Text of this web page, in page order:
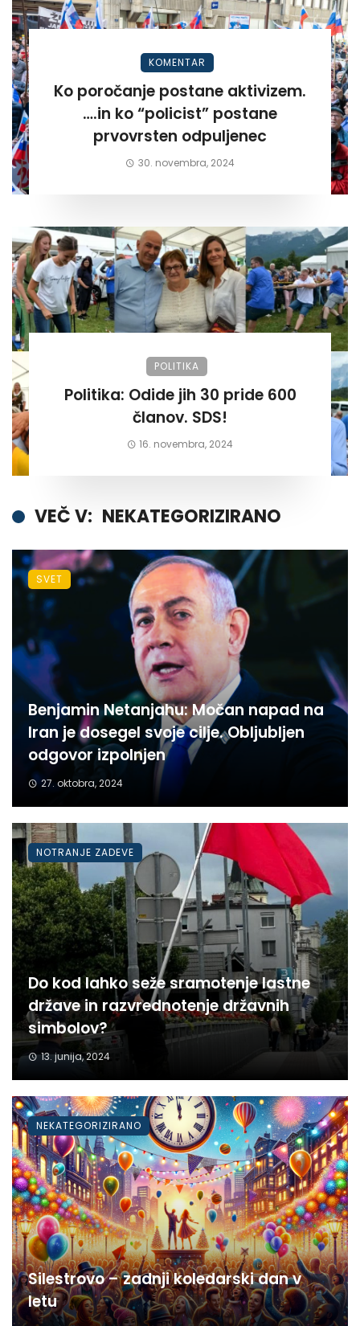
KOMENTAR
Ko poročanje postane aktivizem.
….in ko “policist” postane
prvovrsten odpuljenec
30. novembra, 2024
POLITIKA
Politika: Odide jih 30 pride 600
članov. SDS!
16. novembra, 2024
VEČ V: NEKATEGORIZIRANO
Benjamin Netanjahu: Močan napad na
Iran je dosegel svoje cilje. Obljubljen
odgovor izpolnjen
27. oktobra, 2024
SVET
Do kod lahko seže sramotenje lastne
države in razvrednotenje državnih
simbolov?
13. junija, 2024
NOTRANJE ZADEVE
Silestrovo – zadnji koledarski dan v
letu
NEKATEGORIZIRANO